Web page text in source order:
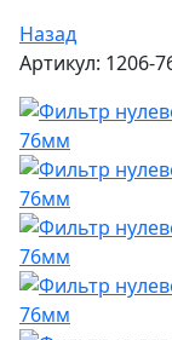
Назад
Артикул: 1206-